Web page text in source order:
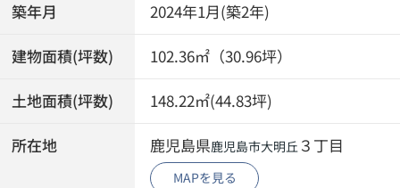
築年月 2024年1月(築2年)
建物面積(坪数) 102.36㎡（30.96坪）
土地面積(坪数) 148.22㎡(44.83坪)
所在地 鹿児島県鹿児島市大明丘 ３丁目
MAPを見る